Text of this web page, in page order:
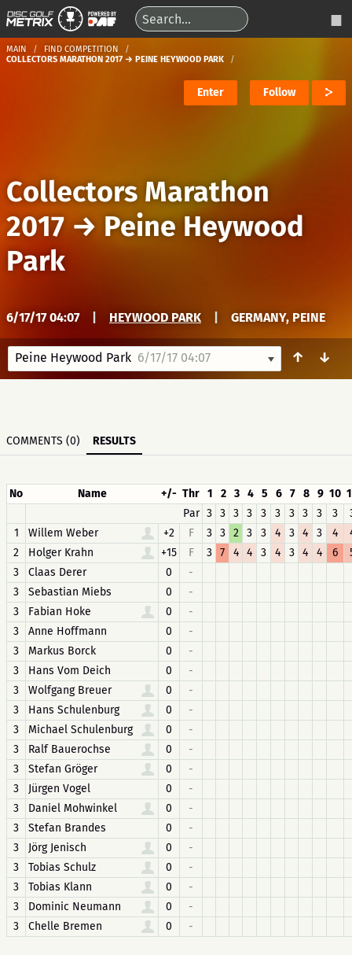
MAIN
FIND COMPETITION
COLLECTORS MARATHON 2017 → PEINE HEYWOOD PARK
Enter Follow
Collectors Marathon
2017→ Peine Heywood
Park
6/17/17 04:07 HEYWOOD PARK GERMANY, PEINE
Peine Heywood Park 6/17/17 04:07 ↑ ↓
COMMENTS (0) RESULTS
No Name +/- Thr 1 2 3 4 5 6 7 8 9 10
Par 3 3 3 3 3 3 3 3 3 3
1
Willem Weber +2 F 3 3 2 3 3 4 3 4 3 4
2
Holger Krahn +15 F 3 7 4 4 3 4 3 4 4 6
3
Claas Derer 0
-
3
Sebastian Miebs 0
-
3
Fabian Hoke 0
-
3
Anne Hoffmann 0
-
3
Markus Borck 0
-
3
Hans Vom Deich 0
-
3
Wolfgang Breuer 0
-
3
Hans Schulenburg 0
-
3
Michael Schulenburg 0
-
3
Ralf Bauerochse 0
-
3
Stefan Gröger 0
-
3
Jürgen Vogel 0
-
3
Daniel Mohwinkel 0
-
3
Stefan Brandes 0
-
3
Jörg Jenisch 0
-
3
Tobias Schulz 0
-
3
Tobias Klann 0
-
3
Dominic Neumann 0
-
3
Chelle Bremen 0 -